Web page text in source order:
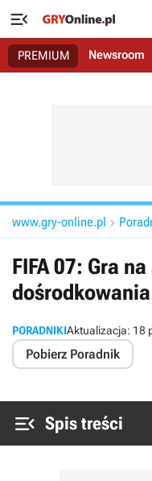

PREMIUM Newsroom
www.gry-online.pl 
FIFA 07: Gra
dośrodkowania
PORADNIKIAktualizacja: 18
Pobierz Poradnik
 Spis treści